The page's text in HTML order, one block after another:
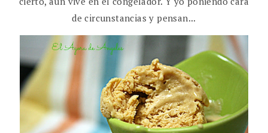
de circunstancias y pensan...